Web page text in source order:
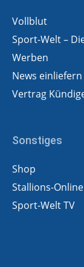
Vollblut
Sport-Welt –
Werben
News einliefern
Vertrag
Sonstiges
Shop
Stallions-Online
Sport-Welt TV